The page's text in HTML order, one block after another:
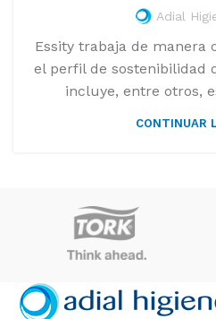
Adial
Essity trabaja de manera
el perfil de sostenibilidad
incluye, entre otros,
CONTINUAR